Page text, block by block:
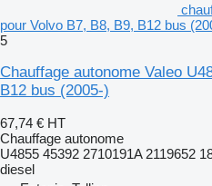
pour Volvo B7, B8, B9, B12 bus
5
Chauffage autonome Valeo
B12 bus (2005-)
67,74 € HT
Chauffage autonome
U4855 45392 2710191A 2119652
diesel